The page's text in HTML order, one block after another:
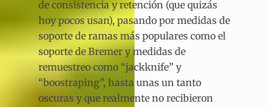
de consistencia y retención (que quizás
hoy pocos usan), pasando por medidas de
soporte de ramas más populares como el
soporte de Bremer y medidas de
remuestreo como “jackknife” y
“boostraping”, hasta unas un tanto
oscuras y que realmente no recibieron